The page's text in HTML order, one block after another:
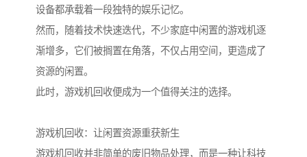
设备都承载着一段独特的娱乐记忆。
然而，随着技术快速迭代，不少家庭中闲置的游戏机逐
渐增多，它们被搁置在角落，不仅占用空间，更造成了
资源的闲置。
此时，游戏机回收便成为一个值得关注的选择。
游戏机回收：让闲置资源重获新生
游戏机回收并非简单的废旧物品处理，而是一种让科技